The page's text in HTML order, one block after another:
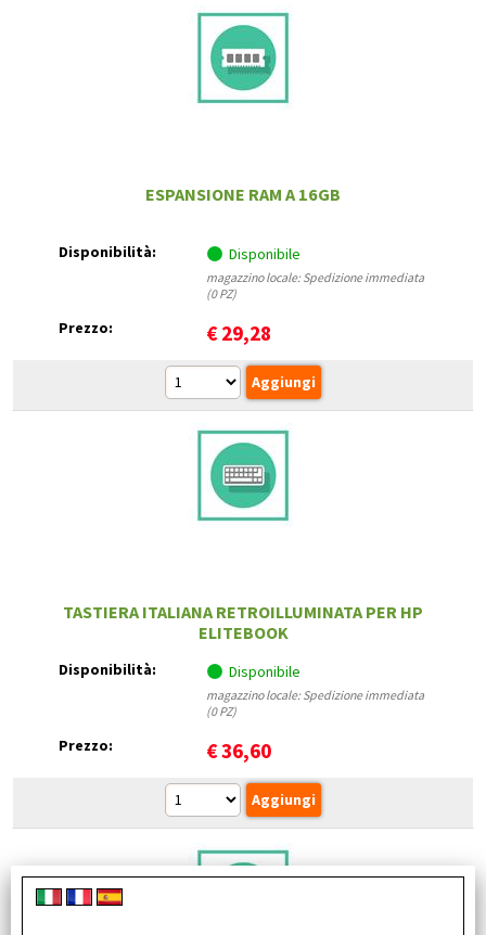
ESPANSIONE RAM A 16GB
Disponibilità: Disponibile
magazzino locale: Spedizione immediata
(0 PZ)
Prezzo: €29,28
TASTIERA ITALIANA RETROILLUMINATA PER HP
ELITEBOOK
Disponibilità: Disponibile
magazzino locale: Spedizione immediata
(0 PZ)
Prezzo: €36,60